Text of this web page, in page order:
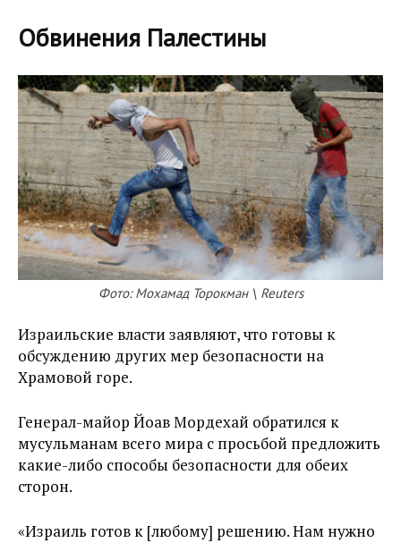
Обвинения Палестины
Фото: Мохамад Торокман \ Reuters
Израильские власти заявляют, что готовы к
обсуждению других мер безопасности на
Храмовой горе.
Генерал-майор Йоав Мордехай обратился к
мусульманам всего мира с просьбой предложить
какие-либо способы безопасности для обеих
сторон.
«Израиль готов к [любому] решению. Нам нужно